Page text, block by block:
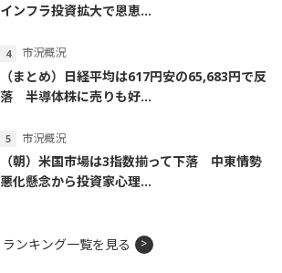
インフラ投資拡大で恩恵...
市況概況
（まとめ）日経平均は617円安の65,683円で反
落 半導体株に売りも好...
市況概況
（朝）米国市場は3指数揃って下落 中東情勢
悪化懸念から投資家心理...
ランキング一覧を見る